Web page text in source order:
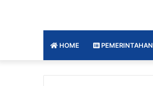
HOME PEMERINTAHAN